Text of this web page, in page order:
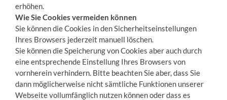
erhöhen.
Wie Sie Cookies vermeiden können
Sie können die Cookies in den Sicherheitseinstellungen
Ihres Browsers jederzeit manuell löschen.
Sie können die Speicherung von Cookies aber auch durch
eine entsprechende Einstellung Ihres Browsers von
vornherein verhindern. Bitte beachten Sie aber, dass Sie
dann möglicherweise nicht sämtliche Funktionen unserer
Webseite vollumfänglich nutzen können oder dass es